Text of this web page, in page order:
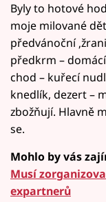
Byly to hotové
moje milované
předvánoční
předkrm –
chod – kuřecí
knedlík, dezert –
zbožňují. Hlavně
se.
Mohlo by vás
Musí
expartnerů